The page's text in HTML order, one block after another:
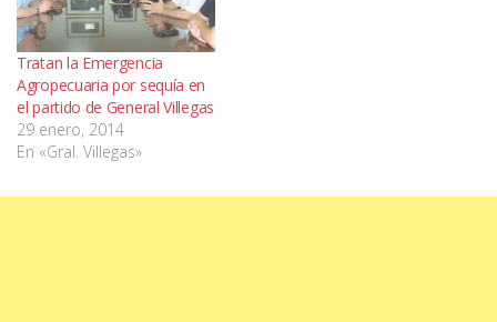
Tratan la Emergencia
Agropecuaria por sequía en
el partido de General Villegas
29 enero, 2014
En «Gral. Villegas»